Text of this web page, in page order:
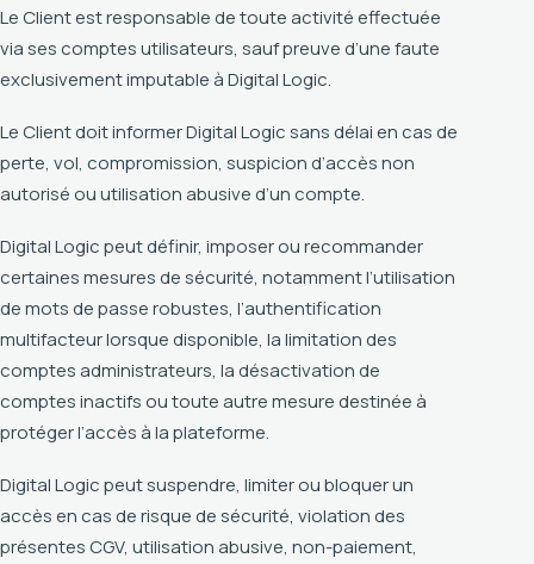
Le Client est responsable de toute activité effectuée
via ses comptes utilisateurs, sauf preuve d’une faute
exclusivement imputable à Digital Logic.
Le Client doit informer Digital Logic sans délai en cas de
perte, vol, compromission, suspicion d’accès non
autorisé ou utilisation abusive d’un compte.
Digital Logic peut définir, imposer ou recommander
certaines mesures de sécurité, notamment l’utilisation
de mots de passe robustes, l’authentification
multifacteur lorsque disponible, la limitation des
comptes administrateurs, la désactivation de
comptes inactifs ou toute autre mesure destinée à
protéger l’accès à la plateforme.
Digital Logic peut suspendre, limiter ou bloquer un
accès en cas de risque de sécurité, violation des
présentes CGV, utilisation abusive, non-paiement,